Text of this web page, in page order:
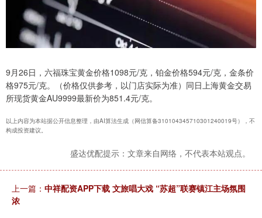
9月26日，六福珠宝黄金价格1098元/克，铂金价格594元/克，金条价
格975元/克。（价格仅供参考，以门店实际为准）同日上海黄金交易
所现货黄金AU9999最新价为851.4元/克。
以上内容为本站据公开信息整理，由AI算法生成（网信算备310104345710301240019号），不
构成投资建议。
盛达优配提示：文章来自网络，不代表本站观点。
上一篇： 中祥配资APP下载 文旅唱大戏 “苏超”联赛镇江主场氛围
浓